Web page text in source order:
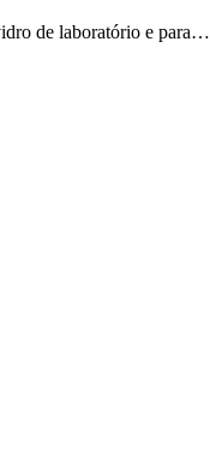
de laboratório e para…